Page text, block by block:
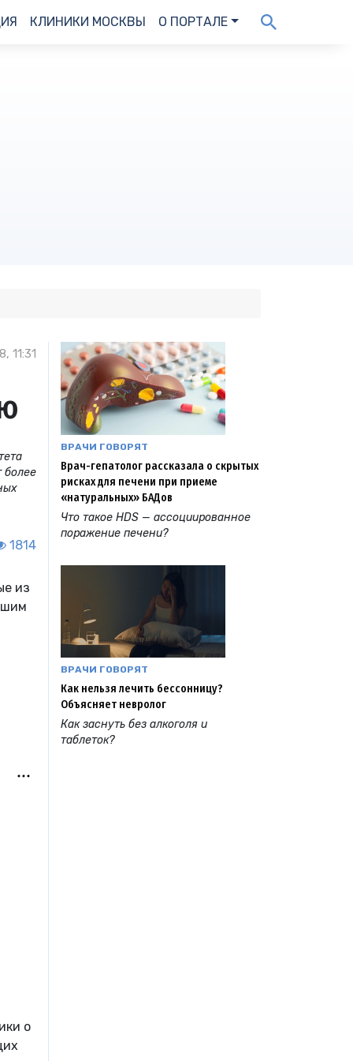
КЛИНИКИ МОСКВЫ О ПОРТАЛЕ
11:31
более
1814
из
о
ВРАЧИ ГОВОРЯТ
Врач-гепатолог рассказала о скрытых
рисках для печени при приеме
«натуральных» БАДов
Что такое HDS — ассоциированное
поражение печени?
ВРАЧИ ГОВОРЯТ
Как нельзя лечить бессонницу?
Объясняет невролог
Как заснуть без алкоголя и
таблеток?